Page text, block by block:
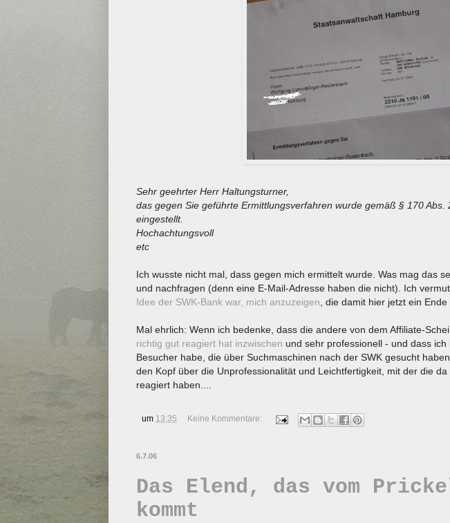
Sehr geehrter Herr Haltungsturner,
das gegen Sie geführte Ermittlungsverfahren wurde gemäß § 170 Abs.
eingestellt.
Hochachtungsvoll
etc
Ich wusste nicht mal, dass gegen mich ermittelt wurde. Was mag das
und nachfragen (denn eine E-Mail-Adresse haben die nicht). Ich
Idee der SWK-Bank war, mich anzuzeigen , die damit hier jetzt ein Ende
Mal ehrlich: Wenn ich bedenke, dass die andere von dem Affiliate-
richtig gut reagiert hat inzwischen und sehr professionell - und dass
Besucher habe, die über Suchmaschinen nach der SWK gesucht
den Kopf über die Unprofessionalität und Leichtfertigkeit, mit der die
reagiert haben....
um 13:35 Keine Kommentare:
6.7.06
Das Elend, das vom
kommt